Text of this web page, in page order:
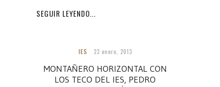
SEGUIR LEYENDO...
IES 23 enero, 2013
MONTAÑERO HORIZONTAL CON
LOS TECO DEL IES, PEDRO